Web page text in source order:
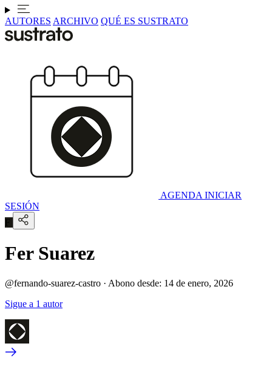
AUTORES ARCHIVO QUÉ ES SUSTRATO
AGENDA INICIAR
SESIÓN
F
Fer Suarez
@fernando-suarez-castro · Abono desde: 14 de enero, 2026
Sigue a 1 autor